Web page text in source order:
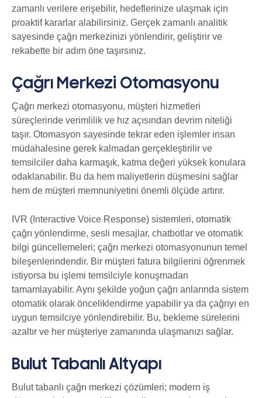
zamanlı verilere erişebilir, hedeflerinize ulaşmak için
proaktif kararlar alabilirsiniz. Gerçek zamanlı analitik
sayesinde çağrı merkezinizi yönlendirir, geliştirir ve
rekabette bir adım öne taşırsınız.
Çağrı Merkezi Otomasyonu
Çağrı merkezi otomasyonu, müşteri hizmetleri
süreçlerinde verimlilik ve hız açısından devrim niteliği
taşır. Otomasyon sayesinde tekrar eden işlemler insan
müdahalesine gerek kalmadan gerçekleştirilir ve
temsilciler daha karmaşık, katma değeri yüksek konulara
odaklanabilir. Bu da hem maliyetlerin düşmesini sağlar
hem de müşteri memnuniyetini önemli ölçüde artırır.
IVR (Interactive Voice Response) sistemleri, otomatik
çağrı yönlendirme, sesli mesajlar, chatbotlar ve otomatik
bilgi güncellemeleri; çağrı merkezi otomasyonunun temel
bileşenlerindendir. Bir müşteri fatura bilgilerini öğrenmek
istiyorsa bu işlemi temsilciyle konuşmadan
tamamlayabilir. Aynı şekilde yoğun çağrı anlarında sistem
otomatik olarak önceliklendirme yapabilir ya da çağrıyı en
uygun temsilciye yönlendirebilir. Bu, bekleme sürelerini
azaltır ve her müşteriye zamanında ulaşmanızı sağlar.
Bulut Tabanlı Altyapı
Bulut tabanlı çağrı merkezi çözümleri; modern iş